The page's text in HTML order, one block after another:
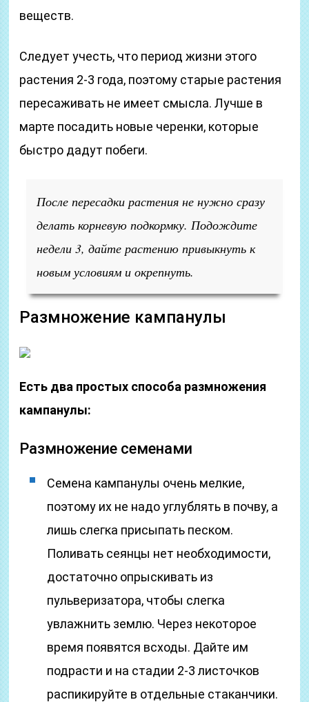
веществ.
Следует учесть, что период жизни этого
растения 2-3 года, поэтому старые растения
пересаживать не имеет смысла. Лучше в
марте посадить новые черенки, которые
быстро дадут побеги.
После пересадки растения не нужно сразу
делать корневую подкормку. Подождите
недели 3, дайте растению привыкнуть к
новым условиям и окрепнуть.
Размножение кампанулы
Есть два простых способа размножения
кампанулы:
Размножение семенами
Семена кампанулы очень мелкие,
поэтому их не надо углублять в почву, а
лишь слегка присыпать песком.
Поливать сеянцы нет необходимости,
достаточно опрыскивать из
пульверизатора, чтобы слегка
увлажнить землю. Через некоторое
время появятся всходы. Дайте им
подрасти и на стадии 2-3 листочков
распикируйте в отдельные стаканчики.